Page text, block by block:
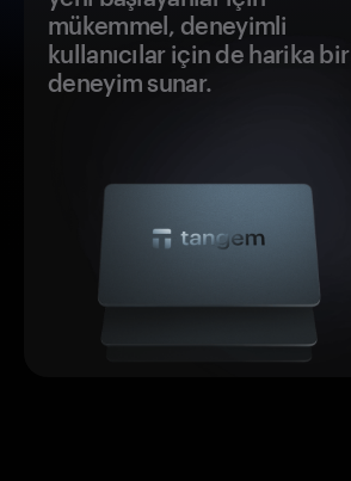
mükemmel, deneyimli
kullanıcılar için de harika bir
deneyim sunar.